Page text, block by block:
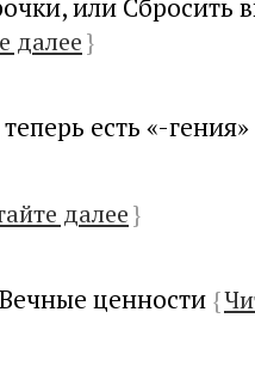
или Сбросить
далее}
есть «-гения»
далее}
ценности {